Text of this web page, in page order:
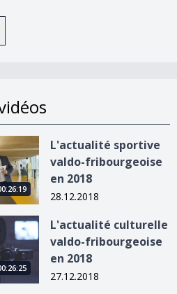
sportive valdo-fribourgeoise en
L'actualité sportive
valdo-fribourgeoise
en 2018
28.12.2018
culturelle valdo-fribourgeoise en
L'actualité culturelle
valdo-fribourgeoise
en 2018
27.12.2018